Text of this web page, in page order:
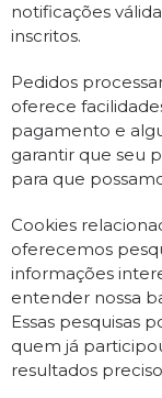
notificações
inscritos.
Pedidos
oferece
pagamento e
garantir que seu
para que
Cookies
oferecemos
informações
entender nossa
Essas pesquisas
quem já
resultados